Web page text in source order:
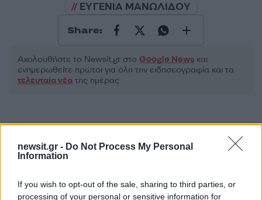
newsit.gr - Do Not Process My Personal
Information
If you wish to opt-out of the sale, sharing to third parties, or
processing of your personal or sensitive information for
ΕΥΓΕΝΙΑ ΜΑΝΩΛΙΔΟΥ
Share:
Ακολουθήστε το Νewsit.gr στο Google News και
ενημερωθείτε πρώτοι για όλη την ειδησεογραφία και τα
τελευταία νέα της ημέρας
Πιο δημοφιλή
1 Συγκίνηση στο τελευταίο αντίο στον Λάκη
Χαλκιά: Με την «Φάμπρικα», λαούτο και